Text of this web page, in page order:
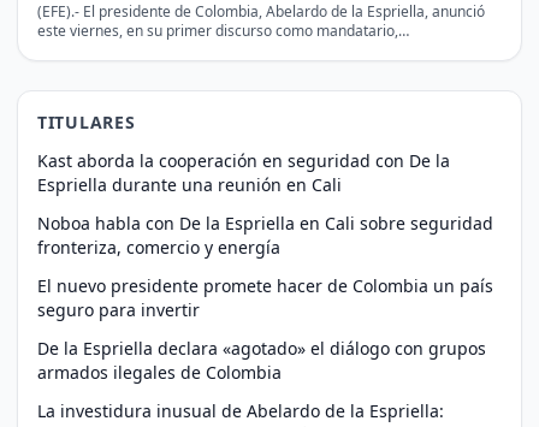
(EFE).- El presidente de Colombia, Abelardo de la Espriella, anunció
este viernes, en su primer discurso como mandatario,…
TITULARES
Kast aborda la cooperación en seguridad con De la
Espriella durante una reunión en Cali
Noboa habla con De la Espriella en Cali sobre seguridad
fronteriza, comercio y energía
El nuevo presidente promete hacer de Colombia un país
seguro para invertir
De la Espriella declara «agotado» el diálogo con grupos
armados ilegales de Colombia
La investidura inusual de Abelardo de la Espriella: